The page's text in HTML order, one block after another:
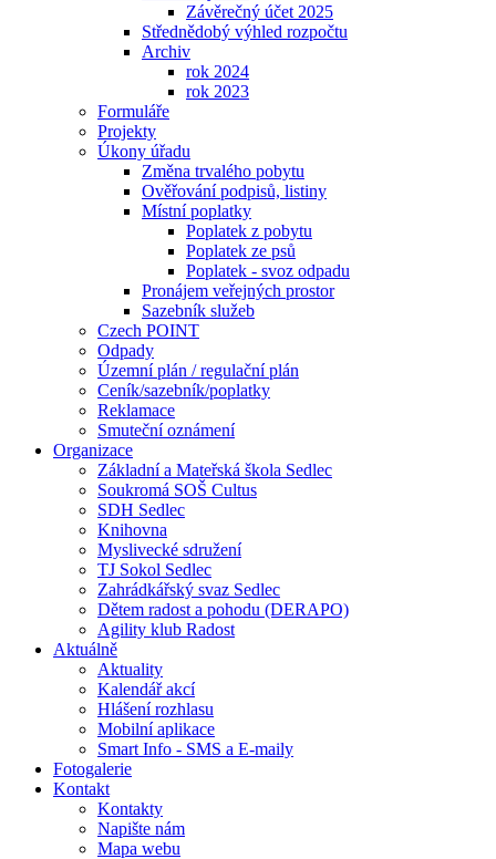
Závěrečný účet 2025
Střednědobý výhled rozpočtu
Archiv
rok 2024
rok 2023
Formuláře
Projekty
Úkony úřadu
Změna trvalého pobytu
Ověřování podpisů, listiny
Místní poplatky
Poplatek z pobytu
Poplatek ze psů
Poplatek - svoz odpadu
Pronájem veřejných prostor
Sazebník služeb
Czech POINT
Odpady
Územní plán / regulační plán
Ceník/sazebník/poplatky
Reklamace
Smuteční oznámení
Organizace
Základní a Mateřská škola Sedlec
Soukromá SOŠ Cultus
SDH Sedlec
Knihovna
Myslivecké sdružení
TJ Sokol Sedlec
Zahrádkářský svaz Sedlec
Dětem radost a pohodu (DERAPO)
Agility klub Radost
Aktuálně
Aktuality
Kalendář akcí
Hlášení rozhlasu
Mobilní aplikace
Smart Info - SMS a E-maily
Fotogalerie
Kontakt
Kontakty
Napište nám
Mapa webu